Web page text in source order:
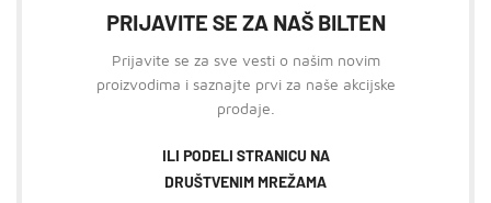
PRIJAVITE SE ZA NAŠ BILTEN
Prijavite se za sve vesti o našim novim
proizvodima i saznajte prvi za naše akcijske
prodaje.
ILI PODELI STRANICU NA
DRUŠTVENIM MREŽAMA